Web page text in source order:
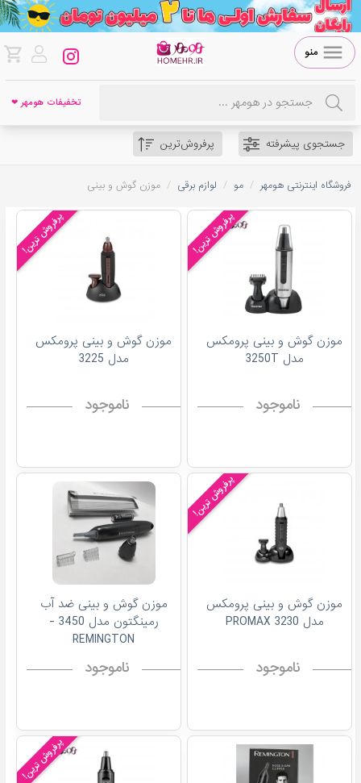
منو
تخفیفات هومهر ❤
جستجوی پیشرفته پرفروش‌ترین
فروشگاه اینترنتی هومهر / مو / لوازم برقی / موزن گوش و بینی
پرفروش ترین!
موزن گوش و بینی پرومکس
مدل 3250T
ناموجود
پرفروش ترین!
موزن گوش و بینی پرومکس
مدل 3225
ناموجود
پرفروش ترین!
موزن گوش و بینی پرومکس
مدل 3230 PROMAX
ناموجود
موزن گوش و بینی ضد آب
رمینگتون مدل 3450 -
REMINGTON
ناموجود
پرفروش ترین!